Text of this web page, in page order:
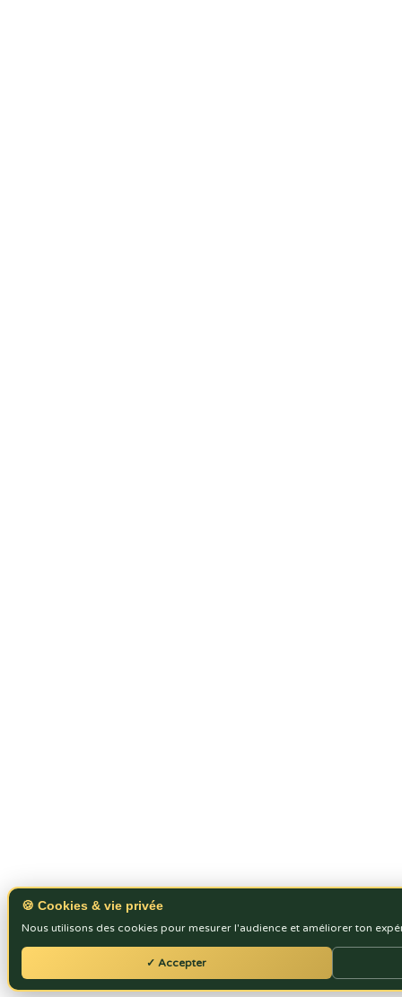
🍪 Cookies & vie privée
Nous utilisons des cookies pour mesurer l'audience et améliorer ton
✓ Accepter